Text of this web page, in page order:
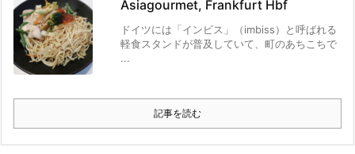
Asiagourmet, Frankfurt Hbf
ドイツには「インビス」（imbiss）と呼ばれる
軽食スタンドが普及していて、町のあちこちで
...
記事を読む